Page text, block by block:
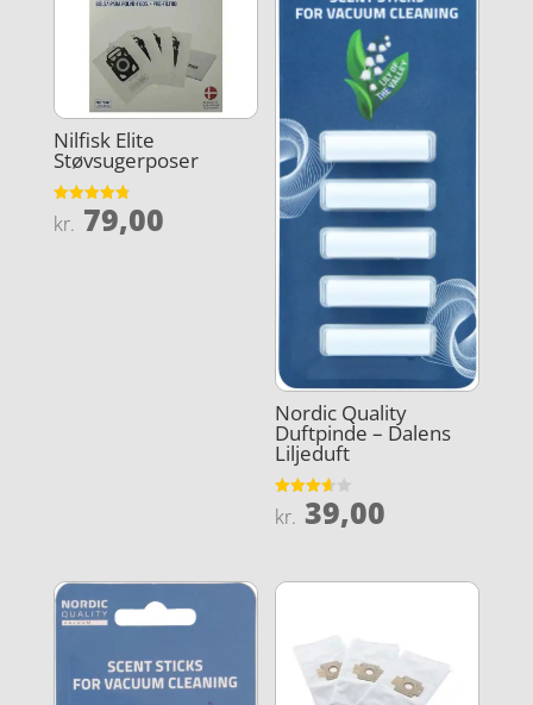
Nilfisk Elite
Støvsugerposer
Vurderet
4.8
kr. 79,00
Nordic Quality
Duftpinde – Dalens
Liljeduft
Vurderet
3.6
kr. 39,00